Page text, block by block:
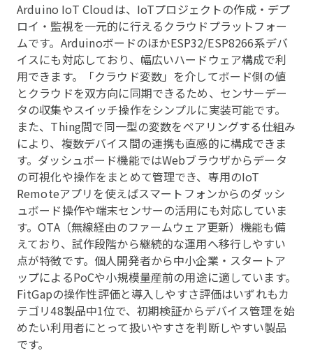
Arduino IoT Cloudは、IoTプロジェクトの作成・デプ
ロイ・監視を一元的に行えるクラウドプラットフォー
ムです。ArduinoボードのほかESP32/ESP8266系デバ
イスにも対応しており、幅広いハードウェア構成で利
用できます。「クラウド変数」を介してボード側の値
とクラウドを双方向に同期できるため、センサーデー
タの収集やスイッチ操作をシンプルに実装可能です。
また、Thing間で同一型の変数をペアリングする仕組み
により、複数デバイス間の連携も直感的に構成できま
す。ダッシュボード機能ではWebブラウザからデータ
の可視化や操作をまとめて管理でき、専用のIoT
Remoteアプリを使えばスマートフォンからのダッシ
ュボード操作や端末センサーの活用にも対応していま
す。OTA（無線経由のファームウェア更新）機能も備
えており、試作段階から継続的な運用へ移行しやすい
点が特徴です。個人開発者から中小企業・スタートア
ップによるPoCや小規模量産前の用途に適しています。
FitGapの操作性評価と導入しやすさ評価はいずれもカ
テゴリ48製品中1位で、初期検証からデバイス管理を始
めたい利用者にとって扱いやすさを判断しやすい製品
です。